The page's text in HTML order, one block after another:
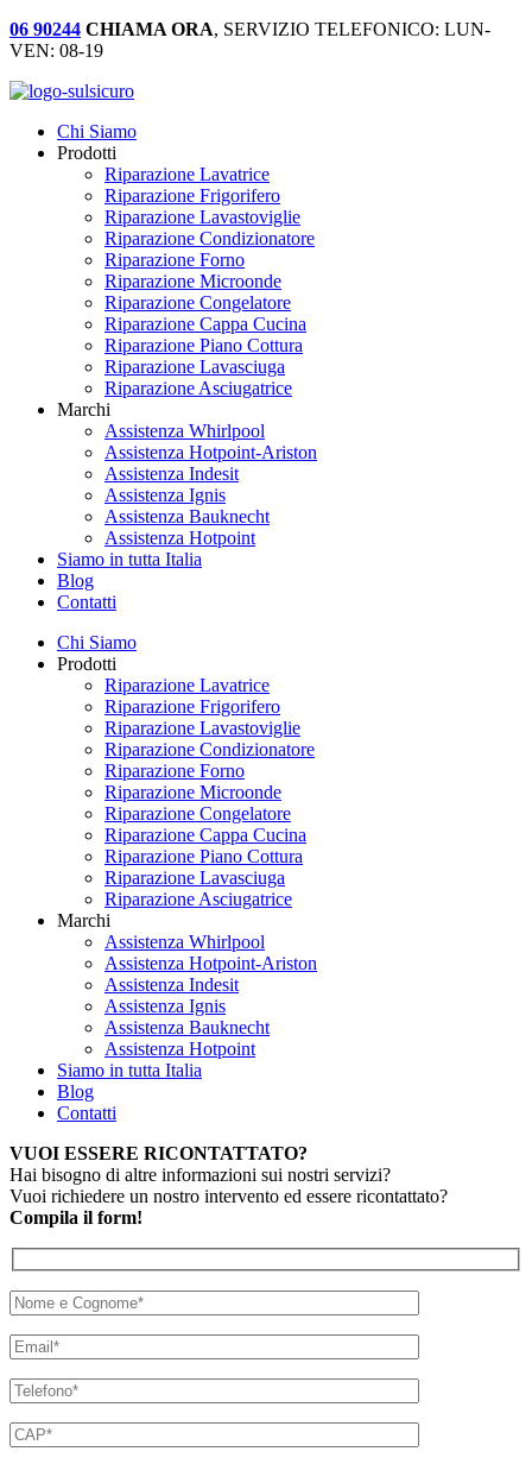
06 90244 CHIAMA ORA, SERVIZIO TELEFONICO: LUN-
VEN: 08-19
Chi Siamo
Prodotti
Riparazione Lavatrice
Riparazione Frigorifero
Riparazione Lavastoviglie
Riparazione Condizionatore
Riparazione Forno
Riparazione Microonde
Riparazione Congelatore
Riparazione Cappa Cucina
Riparazione Piano Cottura
Riparazione Lavasciuga
Riparazione Asciugatrice
Marchi
Assistenza Whirlpool
Assistenza Hotpoint-Ariston
Assistenza Indesit
Assistenza Ignis
Assistenza Bauknecht
Assistenza Hotpoint
Siamo in tutta Italia
Blog
Contatti
Chi Siamo
Prodotti
Riparazione Lavatrice
Riparazione Frigorifero
Riparazione Lavastoviglie
Riparazione Condizionatore
Riparazione Forno
Riparazione Microonde
Riparazione Congelatore
Riparazione Cappa Cucina
Riparazione Piano Cottura
Riparazione Lavasciuga
Riparazione Asciugatrice
Marchi
Assistenza Whirlpool
Assistenza Hotpoint-Ariston
Assistenza Indesit
Assistenza Ignis
Assistenza Bauknecht
Assistenza Hotpoint
Siamo in tutta Italia
Blog
Contatti
VUOI ESSERE RICONTATTATO?
Hai bisogno di altre informazioni sui nostri servizi?
Vuoi richiedere un nostro intervento ed essere ricontattato?
Compila il form!